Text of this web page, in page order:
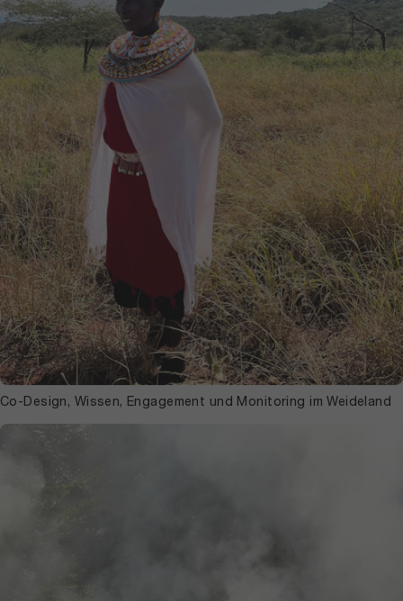
Co-Design, Wissen, Engagement und Monitoring im Weideland